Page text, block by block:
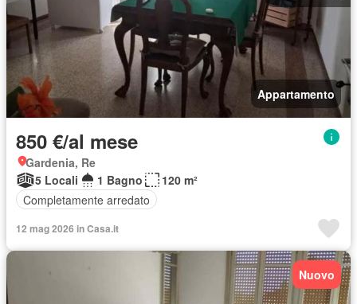
Appartamento
850 €/al mese
Gardenia, Re
5 Locali
1 Bagno
120 m²
Completamente arredato
12 mag 2026 in Casa.it
Nuovo